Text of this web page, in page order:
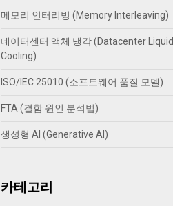
메모리 인터리빙 (Memory Interleaving)
데이터센터 액체 냉각 (Datacenter Liquid
Cooling)
ISO/IEC 25010 (소프트웨어 품질 모델)
FTA (결함 원인 분석법)
생성형 AI (Generative AI)
카테고리